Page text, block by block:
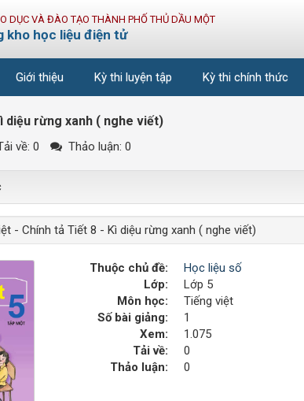
DỤC VÀ ĐÀO TẠO THÀNH PHỐ THỦ DẦU MỘT
kho học liệu điện tử
Giới thiệu Kỳ thi luyện tập Kỳ thi chính thức
diệu rừng xanh ( nghe viết)
về: 0 Thảo luận: 0
- Chính tả Tiết 8 - Kì diệu rừng xanh ( nghe viết)
Thuộc chủ đề:
Học liệu số
Lớp:
Lớp 5
Môn học:
Tiếng việt
Số bài giảng:
1
Xem:
1.075
Tải về:
0
Thảo luận:
0